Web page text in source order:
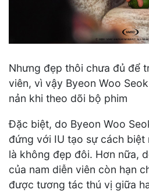
Nhưng đẹp thôi chưa đủ để
viên, vì vậy Byeon Woo
nản khi theo dõi bộ phim
Đặc biệt, do Byeon Woo
đứng với IU tạo sự cách biệt
là không đẹp đôi. Hơn nữa,
của nam diễn viên còn hạn
được tương tác thú vị giữa